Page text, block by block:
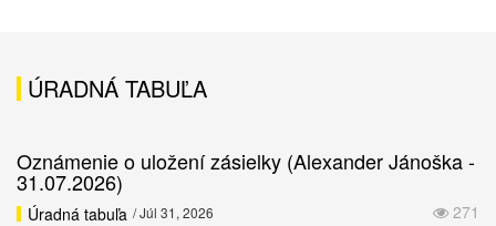
ÚRADNÁ TABUĽA
Oznámenie o uložení zásielky (Alexander Jánoška -
31.07.2026)
271
Úradná tabuľa / Júl 31, 2026